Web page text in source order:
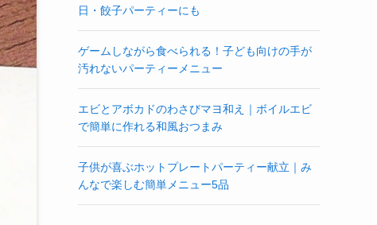
日・餃子パーティーにも
ゲームしながら食べられる！子ども向けの手が
汚れないパーティーメニュー
エビとアボカドのわさびマヨ和え｜ボイルエビ
で簡単に作れる和風おつまみ
子供が喜ぶホットプレートパーティー献立｜み
んなで楽しむ簡単メニュー5品